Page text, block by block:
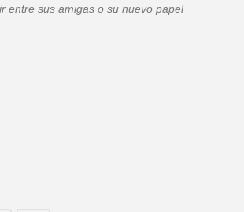
entre sus amigas o su nuevo papel